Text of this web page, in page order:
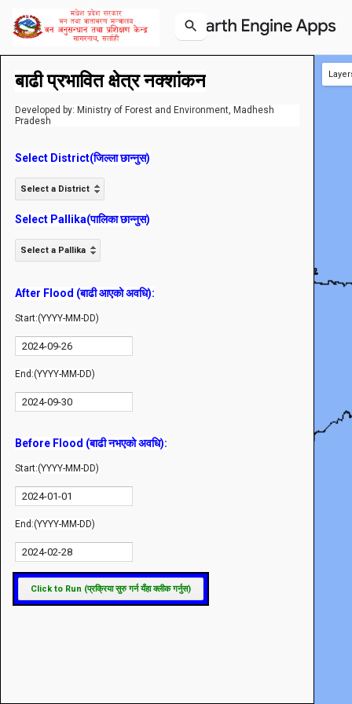
बाढी प्रभावित क्षेत्र नक्शांकन
Developed by: Ministry of Forest and Environment, Madhesh
Pradesh
Select District(जिल्ला छान्नुस)
Select a District
Select Pallika(पालिका छान्नुस)
Select a Pallika
After Flood (बाढी आएको अवधि):
Start:(YYYY-MM-DD)
End:(YYYY-MM-DD)
Before Flood (बाढी नभएको अवधि):
Start:(YYYY-MM-DD)
End:(YYYY-MM-DD)
Click to Run (प्रक्रिया सुरु गर्न यँहा क्लीक गर्नुस)